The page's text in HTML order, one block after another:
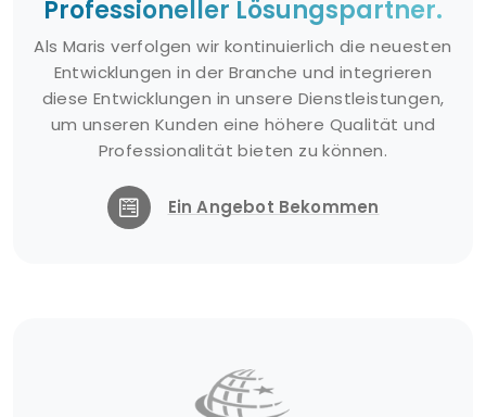
Ölverschmutzungen infolge von
Naturkatastrophen eingesetzt werden.
Dispergiermittel spielen bei Umweltkatastrophen
eine wichtige Rolle und tragen zum Schutz
natürlicher Ökosysteme und Wasserressourcen
durch korrekte Verfahren und
Umweltgenehmigungen geregelt werden, damit
Professioneller Lösungspartner.
Als Maris verfolgen wir kontinuierlich die neuesten
Entwicklungen in der Branche und integrieren
diese Entwicklungen in unsere Dienstleistungen,
um unseren Kunden eine höhere Qualität und
Professionalität bieten zu können.
Ein Angebot Bekommen